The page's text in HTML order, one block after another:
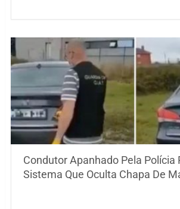
Condutor Apanhado Pela Polícia
Sistema Que Oculta Chapa De